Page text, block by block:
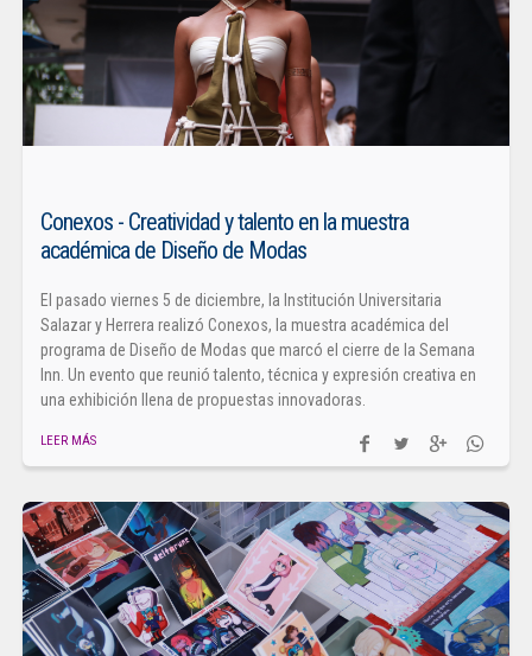
Conexos - Creatividad y talento en la muestra
académica de Diseño de Modas
El pasado viernes 5 de diciembre, la Institución Universitaria
Salazar y Herrera realizó Conexos, la muestra académica del
programa de Diseño de Modas que marcó el cierre de la Semana
Inn. Un evento que reunió talento, técnica y expresión creativa en
una exhibición llena de propuestas innovadoras.
LEER MÁS